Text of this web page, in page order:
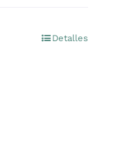
Detalles